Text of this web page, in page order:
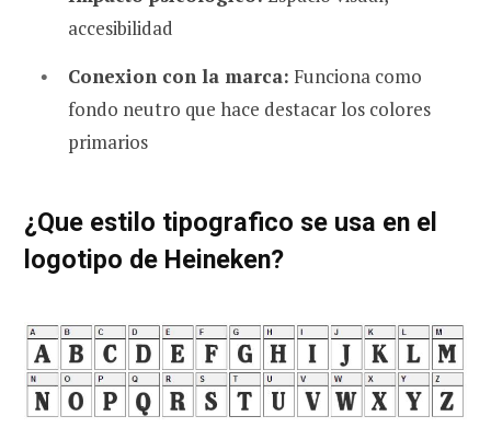
accesibilidad
Conexion con la marca: Funciona como
fondo neutro que hace destacar los colores
primarios
¿Que estilo tipografico se usa en el
logotipo de Heineken?